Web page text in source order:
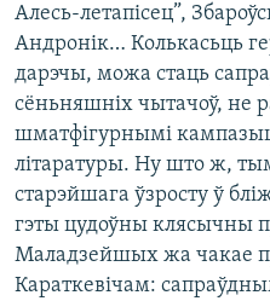
Алесь-летапісец”,
Андронік… Колькасьць
дарэчы, можа стаць
сёньняшніх чытачоў, не
шматфігурнымі
літаратуры. Ну што ж,
старэйшага ўзросту ў
гэты цудоўны клясычны
Маладзейшых жа чакае
Караткевічам: